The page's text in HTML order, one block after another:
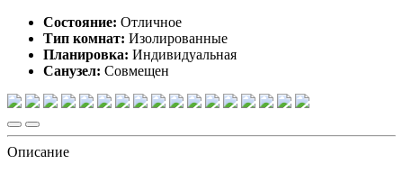
Состояние: Отличное
Тип комнат: Изолированные
Планировка: Индивидуальная
Санузел: Совмещен
Описание